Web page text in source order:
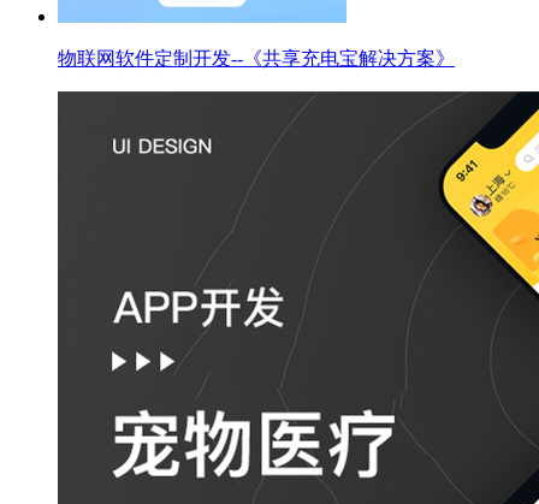
物联网软件定制开发--《共享充电宝解决方案》